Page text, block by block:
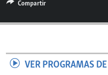
Compartir
VER PROGRAMAS